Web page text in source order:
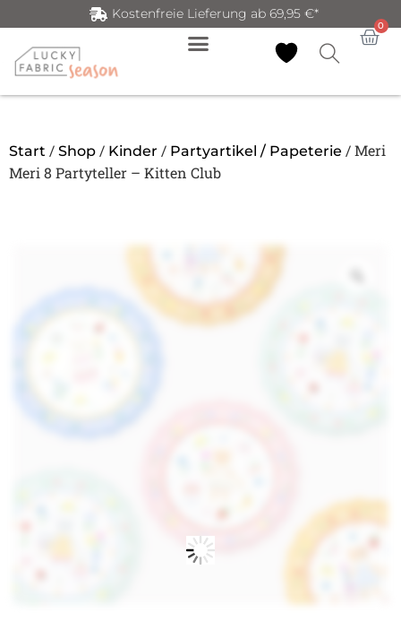
Kostenfreie Lieferung ab 69,95 €*
0
Start / Shop / Kinder / Partyartikel / Papeterie / Meri
Meri 8 Partyteller – Kitten Club